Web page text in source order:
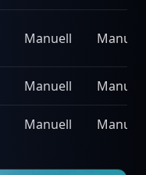
Manuell Manuell
Manuell Manuell
Manuell Manuell